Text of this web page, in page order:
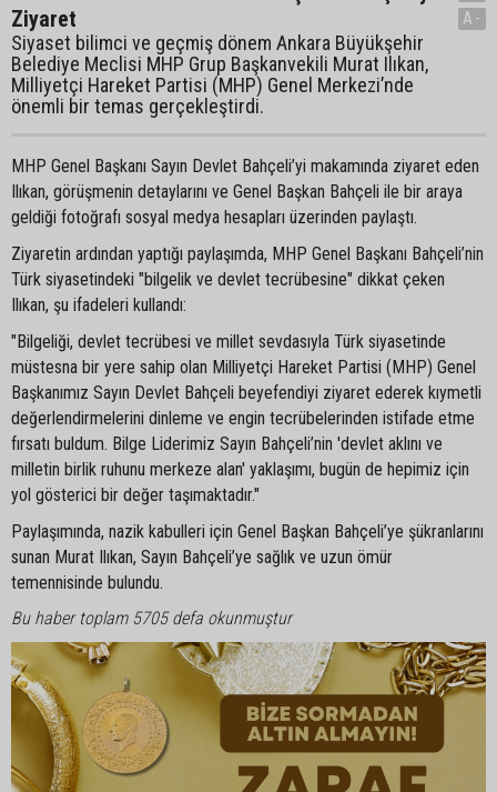
Ziyaret
Siyaset bilimci ve geçmiş dönem Ankara Büyükşehir
Belediye Meclisi MHP Grup Başkanvekili Murat Ilıkan,
Milliyetçi Hareket Partisi (MHP) Genel Merkezi’nde
önemli bir temas gerçekleştirdi.
A-
MHP Genel Başkanı Sayın Devlet Bahçeli’yi makamında ziyaret eden
Ilıkan, görüşmenin detaylarını ve Genel Başkan Bahçeli ile bir araya
geldiği fotoğrafı sosyal medya hesapları üzerinden paylaştı.
Ziyaretin ardından yaptığı paylaşımda, MHP Genel Başkanı Bahçeli’nin
Türk siyasetindeki "bilgelik ve devlet tecrübesine" dikkat çeken
Ilıkan, şu ifadeleri kullandı:
"Bilgeliği, devlet tecrübesi ve millet sevdasıyla Türk siyasetinde
müstesna bir yere sahip olan Milliyetçi Hareket Partisi (MHP) Genel
Başkanımız Sayın Devlet Bahçeli beyefendiyi ziyaret ederek kıymetli
değerlendirmelerini dinleme ve engin tecrübelerinden istifade etme
fırsatı buldum. Bilge Liderimiz Sayın Bahçeli’nin 'devlet aklını ve
milletin birlik ruhunu merkeze alan' yaklaşımı, bugün de hepimiz için
yol gösterici bir değer taşımaktadır."
Paylaşımında, nazik kabulleri için Genel Başkan Bahçeli’ye şükranlarını
sunan Murat Ilıkan, Sayın Bahçeli’ye sağlık ve uzun ömür
temennisinde bulundu.
Bu haber toplam 5705 defa okunmuştur